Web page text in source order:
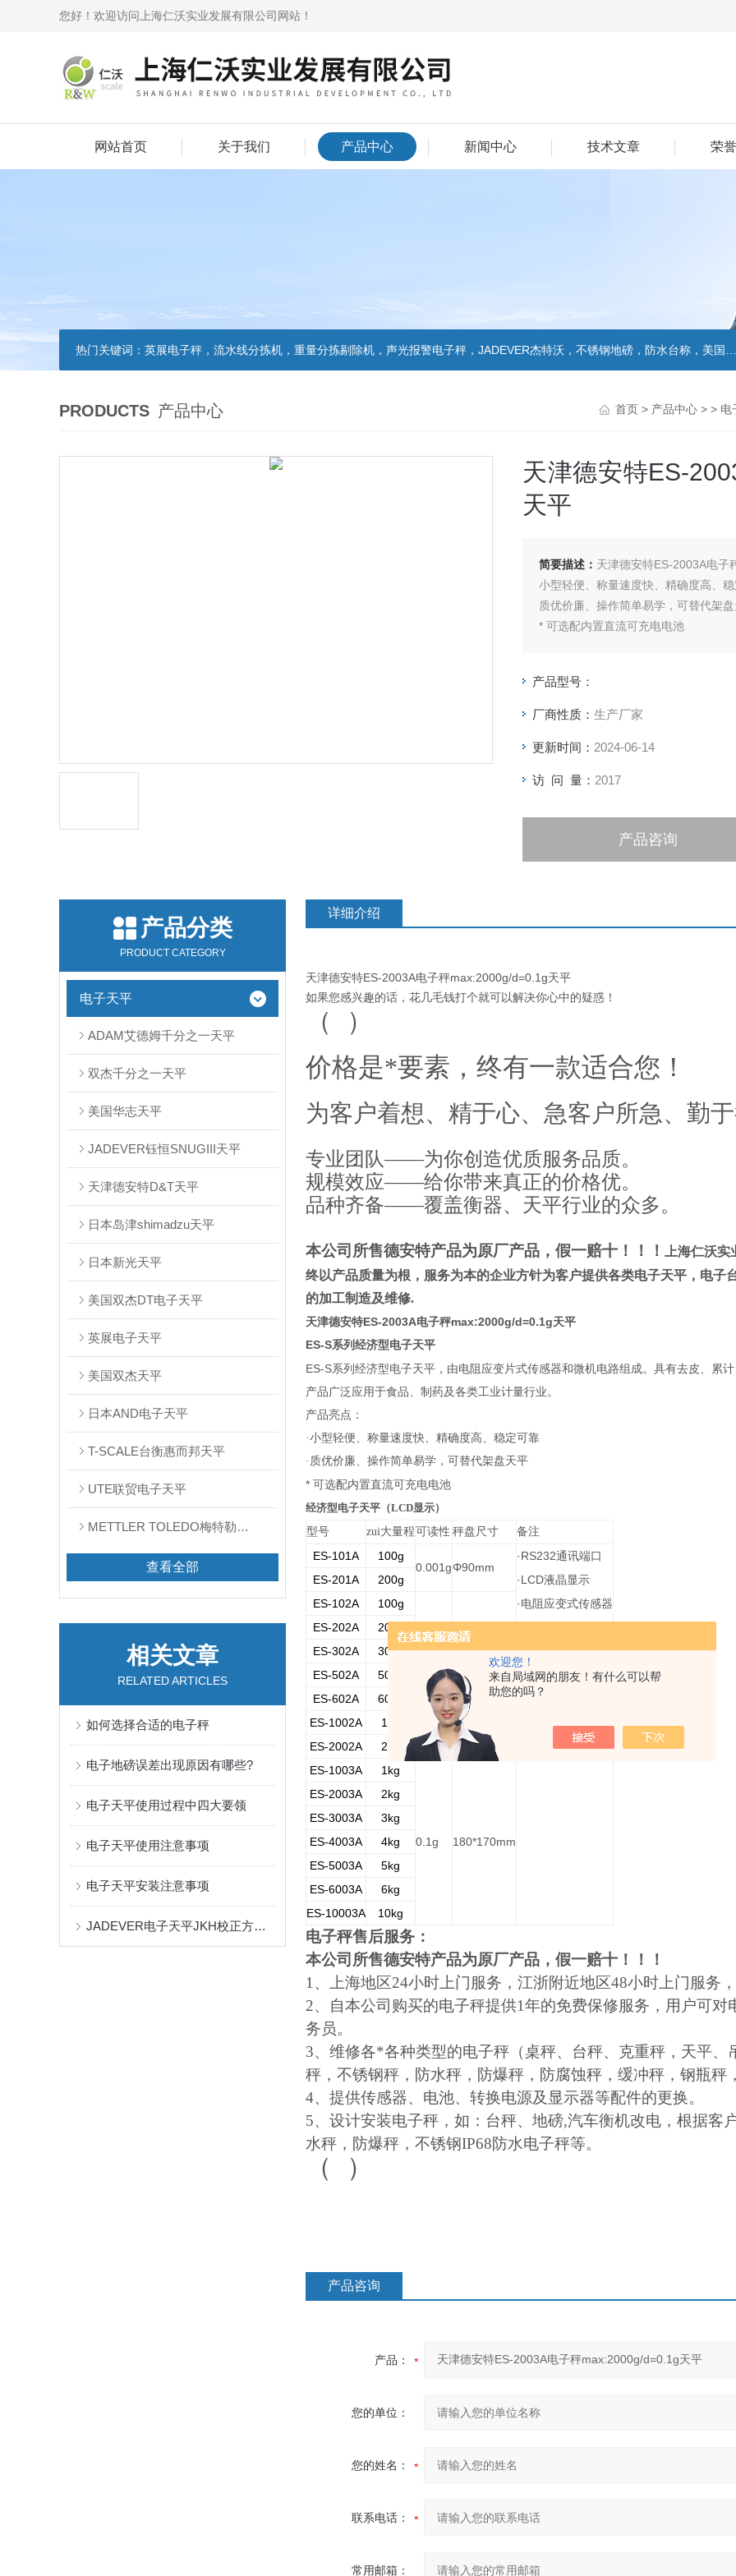
欢迎您！
来自局域网的朋友！有什么可以帮
助您的吗？
您好！欢迎访问上海仁沃实业发展有限公司网站！
网站首页 关于我们 产品中心 新闻中心 技术文章 荣
热门关键词： 英展电子秤，流水线分拣机，重量分拣剔除机，声光报警电子秤，JADEVER杰特沃，不锈钢地磅，防水台称，美国双杰天平，报警电子称
PRODUCTS 产品中心 首页 > 产品中心 > > 电
天津德安特ES-
天平
简要描述： 天津德安特ES-2003A电子
小型轻便、称量速度快、精确度高、
质优价廉、操作简单易学，可替代架
* 可选配内置直流可充电电池
产品型号：
厂商性质： 生产厂家
更新时间： 2024-06-14
访 问 量： 2017
产品咨询
产品分类
PRODUCT CATEGORY
电子天平
ADAM艾德姆千分之一天平
双杰千分之一天平
美国华志天平
JADEVER钰恒SNUGIII天平
天津德安特D&T天平
日本岛津shimadzu天平
日本新光天平
美国双杰DT电子天平
英展电子天平
美国双杰天平
日本AND电子天平
T-SCALE台衡惠而邦天平
UTE联贸电子天平
METTLER TOLEDO梅特勒天平
查看全部
相关文章
RELATED ARTICLES
如何选择合适的电子秤
电子地磅误差出现原因有哪些?
电子天平使用过程中四大要领
电子天平使用注意事项
电子天平安装注意事项
JADEVER电子天平JKH校正方法 JKH电子秤标定资料
详细介绍
天津德安特ES-2003A电子秤max:2000g/d=0.1g天平
如果您感兴趣的话，花几毛钱打个就可以解决你心中的疑惑！
（
）
价格是*要素，终有一款适合您！
为客户着想、精于心、急客户所急、勤
专业团队——为你创造优质服务品质。
规模效应——给你带来真正的价格优。
品种齐备——覆盖衡器、天平行业的众多。
本公司所售德安特产品为原厂产品，假一赔十！！！
上海仁沃
终以产品质量为根，服务为本的企业方针为客户提供各类电子天平，电子
的加工制造及维修.
天津德安特ES-2003A电子秤max:2000g/d=0.1g天平
ES-S系列经济型电子天平
ES-S系列经济型电子天平，由电阻应变片式传感器和微机电路组成。具有去皮、累
产品广泛应用于食品、制药及各类工业计量行业。
产品亮点：
·小型轻便、称量速度快、精确度高、稳定可靠
·质优价廉、操作简单易学，可替代架盘天平
* 可选配内置直流可充电电池
经济型电子天平（LCD显示）
型号
zui大量程可读性 秤盘尺寸 备注
ES-101A
100g
0.001gΦ90mm
·RS232通讯端口
·LCD液晶显示
· 电阻应变式传感器
*选配可充电电池
ES-201A
200g
ES-102A
100g
0.01g
Φ120mm
ES-202A
200g
ES-302A
300g
ES-502A
500g
ES-602A
600g
ES-1002A
1kg
Φ160mm
ES-2002A
2kg
ES-1003A
1kg
0.1g 180*170mm
ES-2003A
2kg
ES-3003A
3kg
ES-4003A
4kg
ES-5003A
5kg
ES-6003A
6kg
ES-10003A
10kg
电子秤售后服务：
本公司所售德安特产品为原厂产品，假一赔十！！！
1 、上海地区24小时上门服务，江浙附近地区48小时上门服务
2、自本公司购买的电子秤提供1年的免费保修服务，用户可
务员。
3、维修各*各种类型的电子秤（桌秤、台秤、克重秤，天平
秤，不锈钢秤，防水秤，防爆秤，防腐蚀秤，缓冲秤，钢瓶
4、提供传感器、电池、转换电源及显示器等配件的更换。
5、设计安装电子秤，如：台秤、地磅,汽车衡机改电，根据客
水秤，防爆秤，不锈钢IP68防水电子秤等。
（ ）
产品咨询
产品：
您的单位：
您的姓名：
联系电话：
常用邮箱：